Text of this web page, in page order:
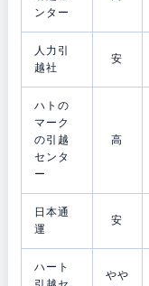
ンター
人力引
越社
安
ハトの
マーク
の引越
センタ
ー
高
日本通
運
安
ハート
やや